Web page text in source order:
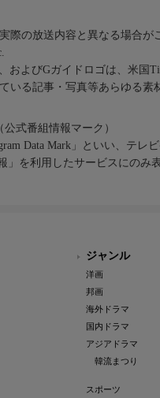
際の放送内容と異なる場合が
およびGガイドロゴは、米国
いる記事・写真等あらゆる素
式番組情報マーク）
Data Mark」といい、テレ
」を利用したサービスにのみ
ジャンル
洋画
邦画
海外ドラマ
国内ドラマ
アジアドラマ
韓流まつり
スポーツ